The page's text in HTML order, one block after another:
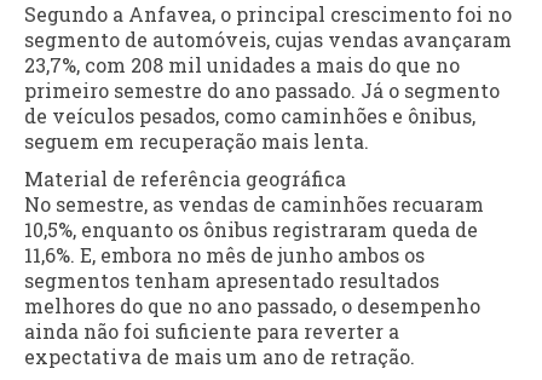
Segundo a Anfavea, o principal crescimento foi no
segmento de automóveis, cujas vendas avançaram
23,7%, com 208 mil unidades a mais do que no
primeiro semestre do ano passado. Já o segmento
de veículos pesados, como caminhões e ônibus,
seguem em recuperação mais lenta.
Material de referência geográfica
No semestre, as vendas de caminhões recuaram
10,5%, enquanto os ônibus registraram queda de
11,6%. E, embora no mês de junho ambos os
segmentos tenham apresentado resultados
melhores do que no ano passado, o desempenho
ainda não foi suficiente para reverter a
expectativa de mais um ano de retração.